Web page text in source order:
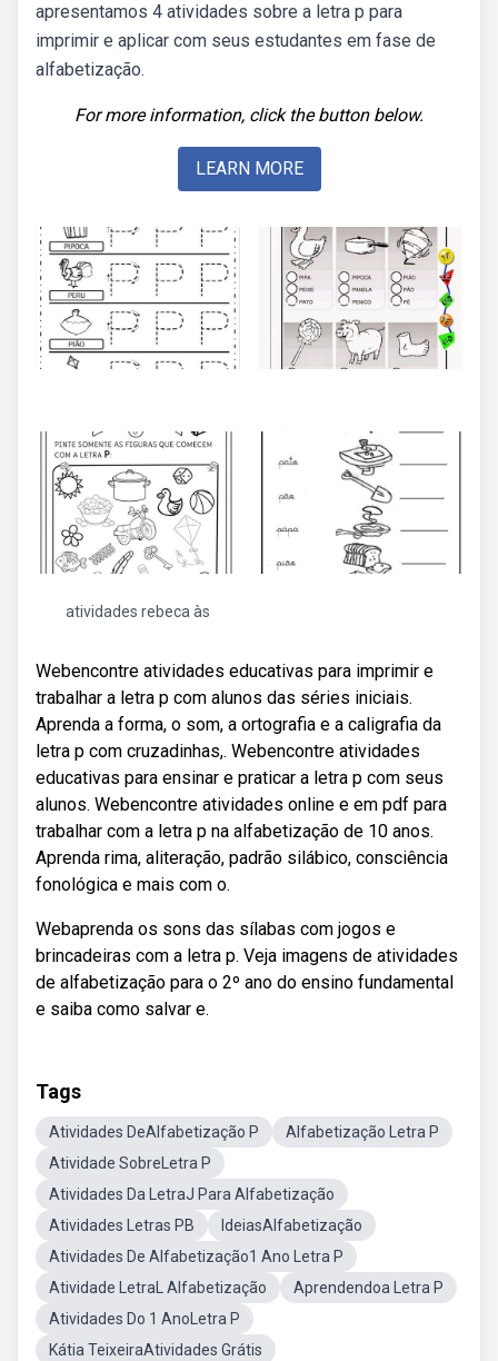
apresentamos 4 atividades sobre a letra p para
imprimir e aplicar com seus estudantes em fase de
alfabetização.
For more information, click the button below.
LEARN MORE
atividades rebeca às
Webencontre atividades educativas para imprimir e
trabalhar a letra p com alunos das séries iniciais.
Aprenda a forma, o som, a ortografia e a caligrafia da
letra p com cruzadinhas,. Webencontre atividades
educativas para ensinar e praticar a letra p com seus
alunos. Webencontre atividades online e em pdf para
trabalhar com a letra p na alfabetização de 10 anos.
Aprenda rima, aliteração, padrão silábico, consciência
fonológica e mais com o.
Webaprenda os sons das sílabas com jogos e
brincadeiras com a letra p. Veja imagens de atividades
de alfabetização para o 2º ano do ensino fundamental
e saiba como salvar e.
Tags
Atividades DeAlfabetização P
Alfabetização Letra P
Atividade SobreLetra P
Atividades Da LetraJ Para Alfabetização
Atividades Letras PB
IdeiasAlfabetização
Atividades De Alfabetização1 Ano Letra P
Atividade LetraL Alfabetização
Aprendendoa Letra P
Atividades Do 1 AnoLetra P
Kátia TeixeiraAtividades Grátis